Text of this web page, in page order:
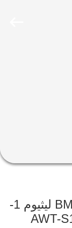
نظام اختبار بطارية الليثيوم BMS ليثيوم 1-